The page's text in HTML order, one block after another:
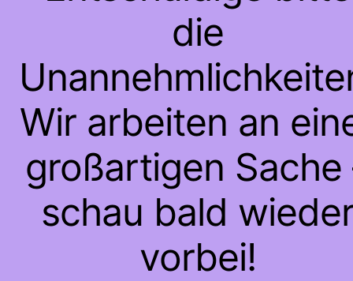
die
Wir arbeiten an
großartigen Sache
schau bald
vorbei!